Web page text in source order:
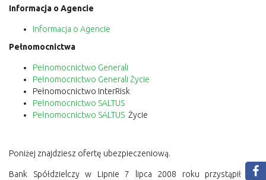
Informacja o Agencie
Informacja o Agencie
Pełnomocnictwa
Pełnomocnictwo Generali
Pełnomocnictwo Generali Życie
Pełnomocnictwo InterRisk
Pełnomocnictwo SALTUS
Pełnomocnictwo SALTUS Życie
Poniżej znajdziesz ofertę ubezpieczeniową.
Bank Spółdzielczy w Lipnie 7 lipca 2008 roku przystąpił do